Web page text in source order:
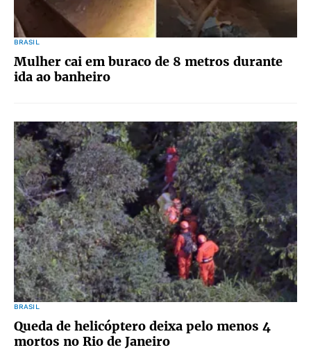
BRASIL
Mulher cai em buraco de 8 metros durante
ida ao banheiro
BRASIL
Queda de helicóptero deixa pelo menos 4
mortos no Rio de Janeiro